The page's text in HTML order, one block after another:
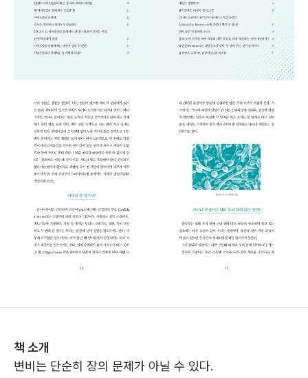
책 소개
변비는 단순히 장의 문제가 아닐 수 있다.